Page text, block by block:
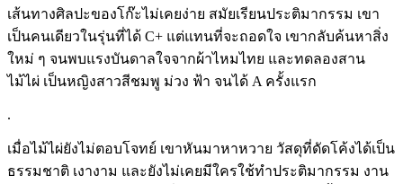
เส้นทางศิลปะของโก๊ะไม่เคยง่าย สมัยเรียนประติมากรรม เขา
เป็นคนเดียวในรุ่นที่ได้ C+ แต่แทนที่จะถอดใจ เขากลับค้นหาสิ่ง
ใหม่ ๆ จนพบแรงบันดาลใจจากผ้าไหมไทย และทดลองสาน
ไม้ไผ่ เป็นหญิงสาวสีชมพู ม่วง ฟ้า จนได้ A ครั้งแรก
.
เมื่อไม้ไผ่ยังไม่ตอบโจทย์ เขาหันมาหาหวาย วัสดุที่ดัดโค้งได้เป็น
ธรรมชาติ เงางาม และยังไม่เคยมีใครใช้ทำประติมากรรม งาน